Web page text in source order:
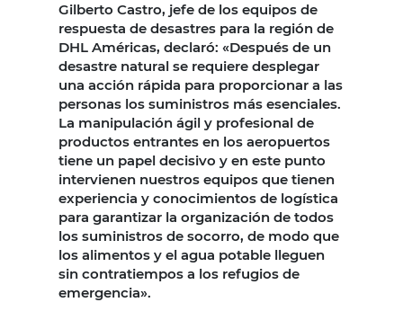
Gilberto Castro, jefe de los equipos de
respuesta de desastres para la región de
DHL Américas, declaró: «Después de un
desastre natural se requiere desplegar
una acción rápida para proporcionar a las
personas los suministros más esenciales.
La manipulación ágil y profesional de
productos entrantes en los aeropuertos
tiene un papel decisivo y en este punto
intervienen nuestros equipos que tienen
experiencia y conocimientos de logística
para garantizar la organización de todos
los suministros de socorro, de modo que
los alimentos y el agua potable lleguen
sin contratiempos a los refugios de
emergencia».